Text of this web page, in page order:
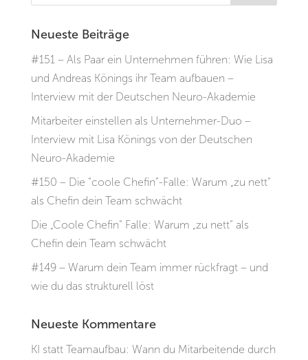
Neueste Beiträge
#151 – Als Paar ein Unternehmen führen: Wie Lisa
und Andreas Könings ihr Team aufbauen –
Interview mit der Deutschen Neuro-Akademie
Mitarbeiter einstellen als Unternehmer-Duo –
Interview mit Lisa Könings von der Deutschen
Neuro-Akademie
#150 – Die “coole Chefin”-Falle: Warum „zu nett“
als Chefin dein Team schwächt
Die „Coole Chefin“ Falle: Warum „zu nett“ als
Chefin dein Team schwächt
#149 – Warum dein Team immer rückfragt – und
wie du das strukturell löst
Neueste Kommentare
KI statt Teamaufbau: Wann du Mitarbeitende durch